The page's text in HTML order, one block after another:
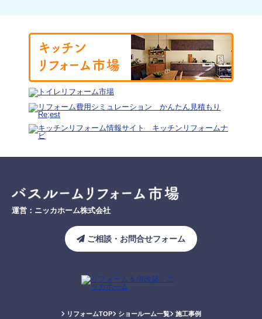
運営：ニッカホーム株式会社
ご相談・お問合せフォーム
リフォームTOP ショールーム一覧 施工事例